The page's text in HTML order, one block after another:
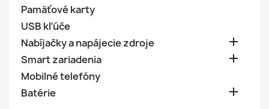
Pamäťové karty
USB kľúče
Nabíjačky a napájecie zdroje

Smart zariadenia 
Mobilné telefóny
Batérie
